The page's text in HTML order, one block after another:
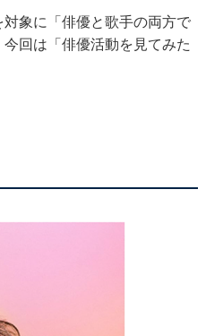
象に「俳優と歌手の両方で
回は「俳優活動を見てみた